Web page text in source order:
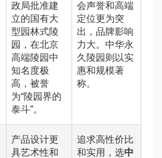
政局批准建
立的国有大
型园林式陵
园，在北京
高端陵园中
知名度极
高，被誉
为“陵园界的
泰斗”。
会声誉和高端
定位更为突
出，品牌影响
力大。中华永
久陵园则以实
惠和规模著
称。
产品设计更
具艺术性和
追求高性价比
和实用，选中